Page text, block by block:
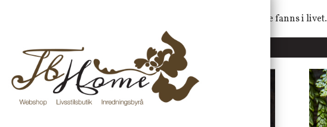
morfar föddes och som hon ofta besökte när han fortfarande fanns i livet.
POPULÄRA PRODUKTER I UNDERKATEGORIERNA
UNIKA TING